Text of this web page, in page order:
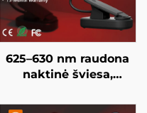
625–630 nm raudona
naktinė šviesa,
valandų, 3 ryškumo